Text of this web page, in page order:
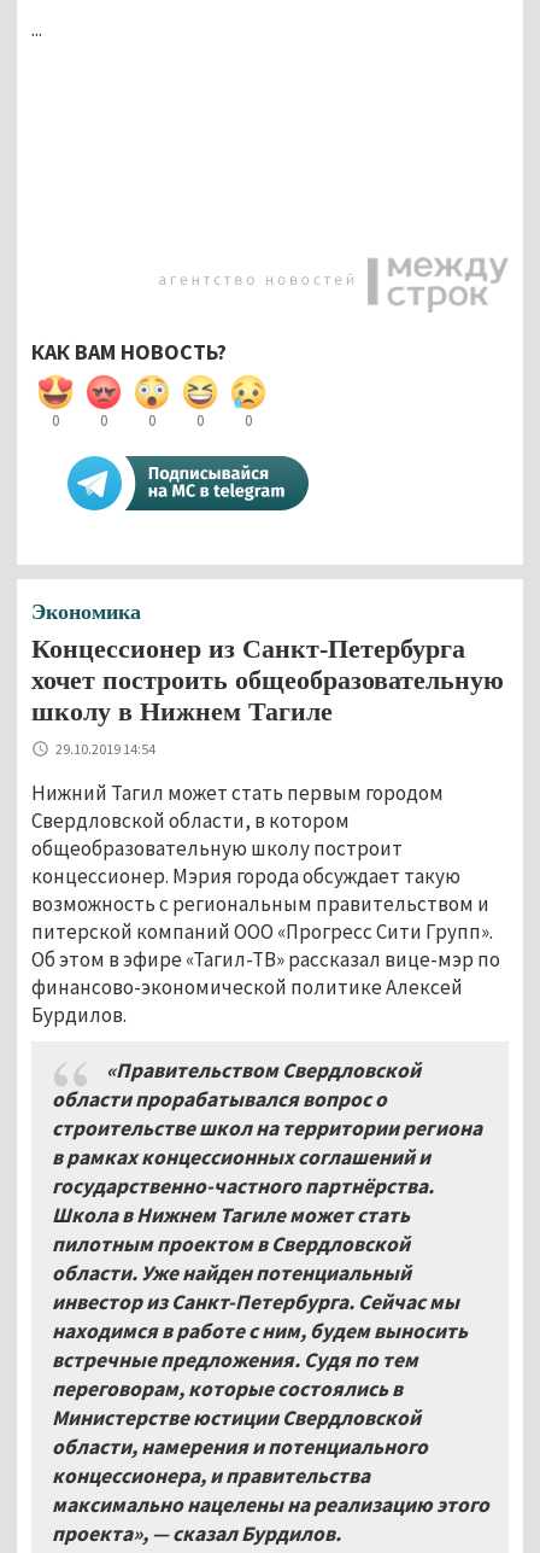
...
КАК ВАМ НОВОСТЬ?
0 0 0 0 0
Экономика
Концессионер из Санкт-Петербурга
хочет построить общеобразовательную
школу в Нижнем Тагиле
29.10.2019 14:54
Нижний Тагил может стать первым городом
Свердловской области, в котором
общеобразовательную школу построит
концессионер. Мэрия города обсуждает такую
возможность с региональным правительством и
питерской компаний ООО «Прогресс Сити Групп».
Об этом в эфире «Тагил-ТВ» рассказал вице-мэр по
финансово-экономической политике Алексей
Бурдилов.
«Правительством Свердловской
области прорабатывался вопрос о
строительстве школ на территории региона
в рамках концессионных соглашений и
государственно-частного партнёрства.
Школа в Нижнем Тагиле может стать
пилотным проектом в Свердловской
области. Уже найден потенциальный
инвестор из Санкт-Петербурга. Сейчас мы
находимся в работе с ним, будем выносить
встречные предложения. Судя по тем
переговорам, которые состоялись в
Министерстве юстиции Свердловской
области, намерения и потенциального
концессионера, и правительства
максимально нацелены на реализацию этого
проекта», — сказал Бурдилов.